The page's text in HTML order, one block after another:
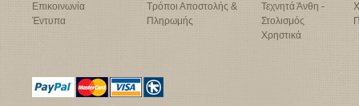
Επικοινωνία
Έντυπα
Τρόποι Αποστολής &
Πληρωμής
Τεχνητά Άνθη -
Στολισμός
Χρηστικά